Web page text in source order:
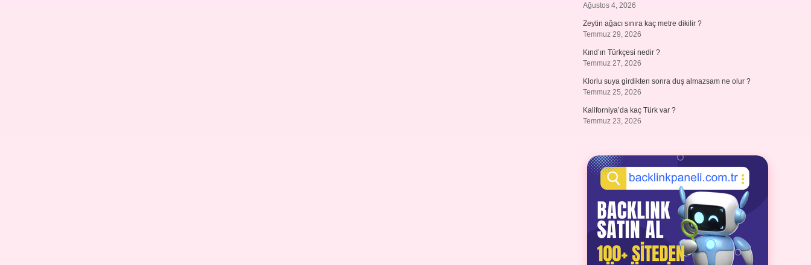
Ağustos 4, 2026
Zeytin ağacı sınıra kaç metre dikilir ?
Temmuz 29, 2026
Kınd’ın Türkçesi nedir ?
Temmuz 27, 2026
Klorlu suya girdikten sonra duş almazsam ne olur ?
Temmuz 25, 2026
Kaliforniya’da kaç Türk var ?
Temmuz 23, 2026